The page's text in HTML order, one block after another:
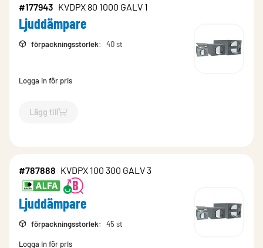
#177943 KVDPX 80 1000 GALV 1
Ljuddämpare
förpackningsstorlek: 40 st
Logga in för pris
Lägg till
`$Lägg till
#787888 KVDPX 100 300 GALV 3
Ljuddämpare
förpackningsstorlek: 45 st
Logga in för pris